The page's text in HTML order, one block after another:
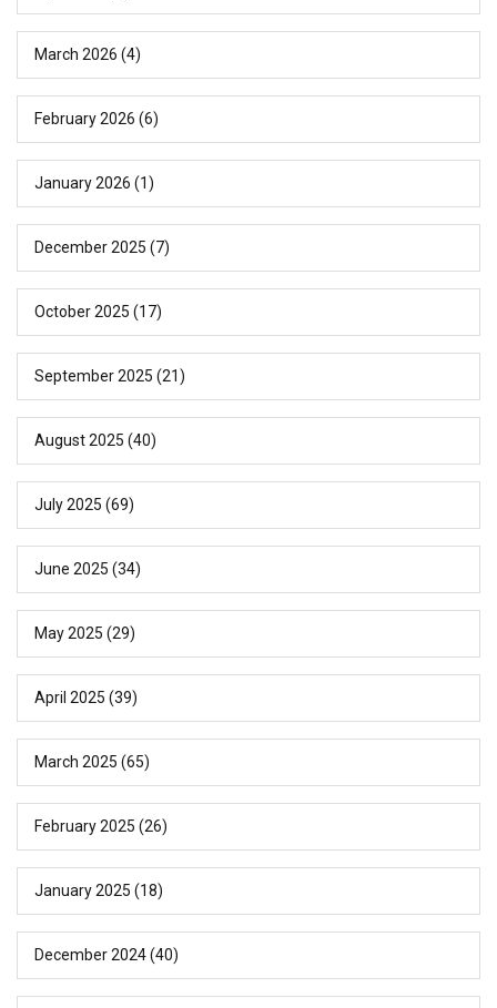
March 2026 (4)
February 2026 (6)
January 2026 (1)
December 2025 (7)
October 2025 (17)
September 2025 (21)
August 2025 (40)
July 2025 (69)
June 2025 (34)
May 2025 (29)
April 2025 (39)
March 2025 (65)
February 2025 (26)
January 2025 (18)
December 2024(40)